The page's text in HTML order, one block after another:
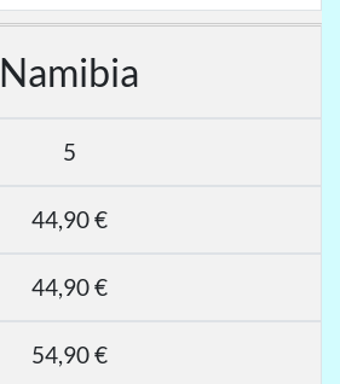
Namibia
5
44,90 €
44,90 €
54,90 €